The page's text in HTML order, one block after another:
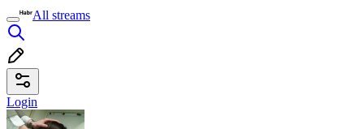
All streams
Login